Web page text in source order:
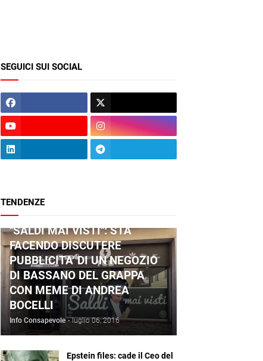
SEGUICI SUI SOCIAL
TENDENZE
"SALDI MAI VISTI": STA
FACENDO DISCUTERE
PUBBLICITA' DI UN NEGOZIO
DI BASSANO DEL GRAPPA
CON MEME DI ANDREA
BOCELLI
Info Consapevole - luglio 06, 2016
Epstein files: cade il Ceo del